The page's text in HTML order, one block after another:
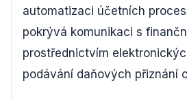
automatizaci účetních
pokrývá komunikaci s
prostřednictvím
podávání daňových přiznání